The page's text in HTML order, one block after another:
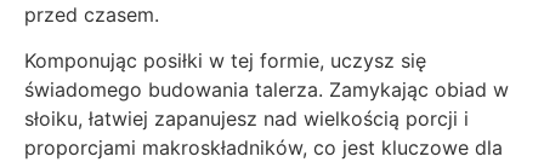
przed czasem.
Komponując posiłki w tej formie, uczysz się
świadomego budowania talerza. Zamykając obiad w
słoiku, łatwiej zapanujesz nad wielkością porcji i
proporcjami makroskładników, co jest kluczowe dla